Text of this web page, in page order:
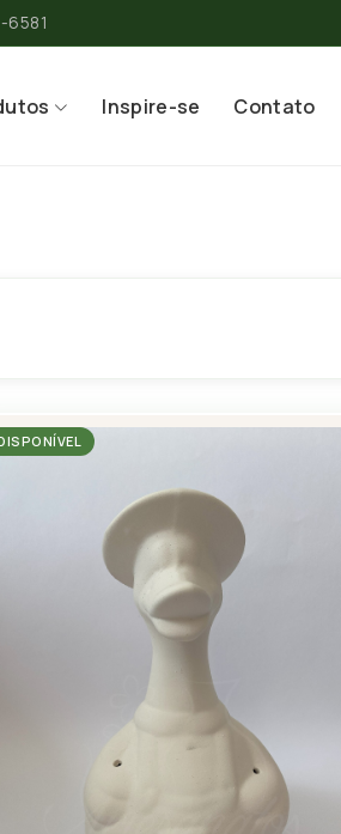
6581
Inspire-se Contato